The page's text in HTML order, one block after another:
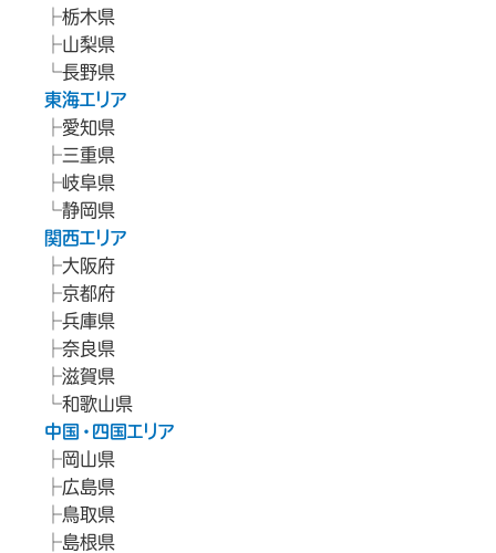
栃木県
山梨県
長野県
東海エリア
愛知県
三重県
岐阜県
静岡県
関西エリア
大阪府
京都府
兵庫県
奈良県
滋賀県
和歌山県
中国・四国エリア
岡山県
広島県
鳥取県
島根県